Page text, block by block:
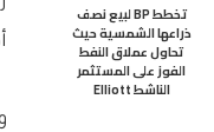
تخطط BP لبيع نصف
ذراعها الشمسية حيث
تحاول عملاق النفط
الفوز على المستثمر
الناشط Elliott